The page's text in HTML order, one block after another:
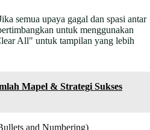
semua upaya gagal dan spasi antar
untuk menggunakan
All" untuk tampilan yang lebih
Mapel & Strategi Sukses
and Numbering)